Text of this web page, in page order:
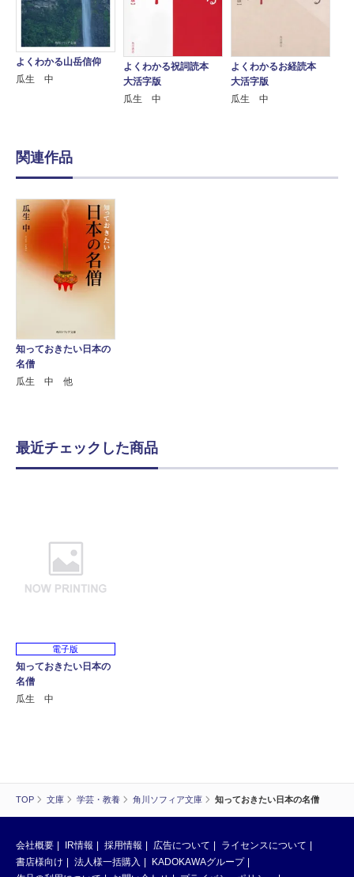
TOP 文庫 学芸・教養 角川ソフィア文庫 知っておきたい日本の名僧
よくわかる山岳信仰
瓜生 中
よくわかる祝詞読本
大活字版
瓜生 中
よくわかるお経読本
大活字版
瓜生 中
関連作品
知っておきたい日本の
名僧
瓜生 中 他
最近チェックした商品
電子版
知っておきたい日本の
名僧
瓜生 中
会社概要 IR情報 採用情報 広告について
ライセンスについて
書店様向け
法人様一括購入
KADOKAWAグループ